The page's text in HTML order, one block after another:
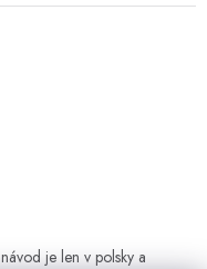
je len v polsky a